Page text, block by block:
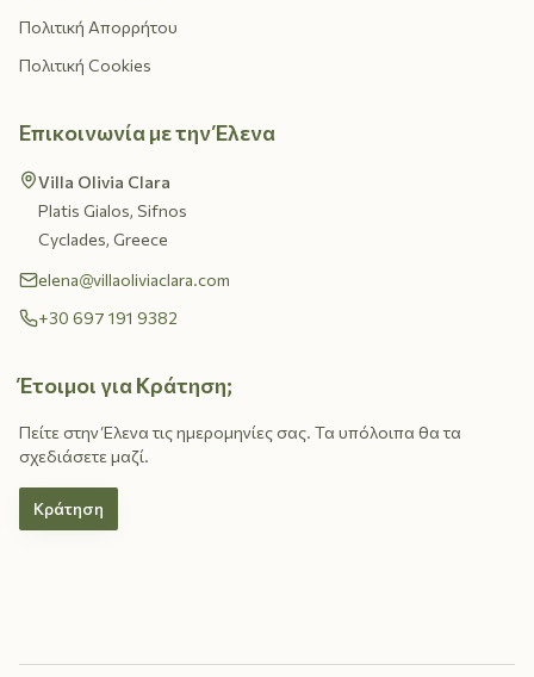
Πολιτική Απορρήτου
Πολιτική Cookies
Επικοινωνία με την Έλενα
Villa Olivia Clara
Platis Gialos, Sifnos
Cyclades, Greece
elena@villaoliviaclara.com
+30 697 191 9382
Έτοιμοι για Κράτηση;
Πείτε στην Έλενα τις ημερομηνίες σας. Τα υπόλοιπα θα τα
σχεδιάσετε μαζί.
Κράτηση